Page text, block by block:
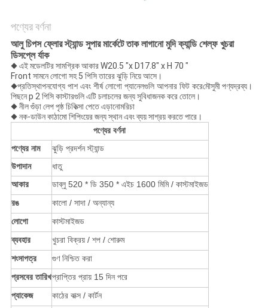
পণ্যের বর্ণনা
আলু চিপস ফ্লোর স্ট্যান্ড সুপার মার্কেটে তাক লাগানো মুদি ক্যান্ডি শেল্ফ খুচরা
ডিসপ্লে র্যাক
◆ এই মডেলটির সামগ্রিক আকার W20.5 "x D17.8" x H 70 "
Front সামনে লোগো সহ 5 পিসি তারের ঝুড়ি নিয়ে আসে।
◆প্রতিস্থাপনযোগ্য পাশ এবং শীর্ষ লোগো প্যানেলগুলি আপনার ফিট করেমৌসুমী পণ্যদ্রব্য।
পিছনে p 2 পিসি কাস্টারগুলি এটি চলাচলের জন্য সুবিধাজনক করে তোলে।
◆ নীল গুঁড়া লেপ পৃষ্ঠ চিকিত্সা পেতে এড়ানোমরিচা
◆ নক-ডাউন কাঠামো শিপিংয়ের জন্য স্থান এবং ব্যয় সাশ্রয় করতে পারে।
পণ্যের বর্ণনা
পণ্যের নাম
ঝুড়ি প্রদর্শন স্ট্যান্ড
উপাদান
ধাতু
আকার
ডাব্লু 520 * ডি 350 * এইচ 1600 মিমি / কাস্টমাইজড
রঙ
কালো / সাদা / অন্যান্য
লোগো
কাস্টমাইজড
ব্যবহার
খুচরা বিক্রয় / শপ / শোরুম
শংসাপত্র
গুণ নিশ্চিত করা
প্রসবের তারিখপ্রাপ্তির প্রায় 15 দিন পরে
প্যাকেজ
কাঠের বাক্স / কার্টন